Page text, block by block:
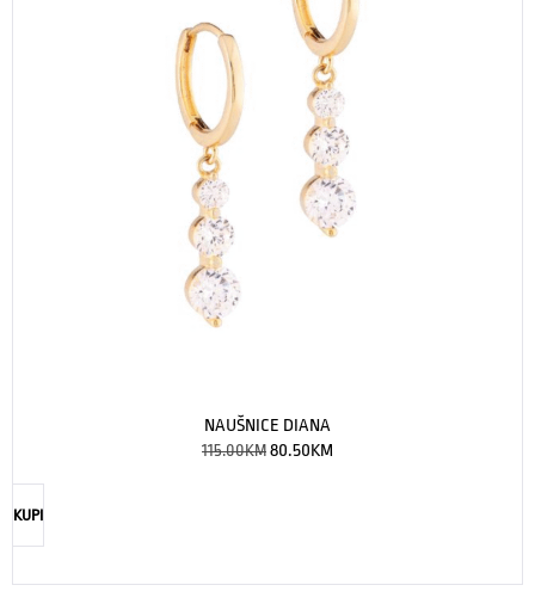
NAUŠNICE DIANA
115.00KM80.50KM
KUPI